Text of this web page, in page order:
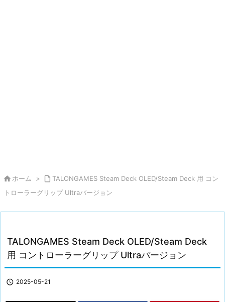
 ホーム >  TALONGAMES Steam Deck OLED/Steam Deck 用 コン
トローラーグリップ Ultraバージョン
TALONGAMES Steam Deck OLED/Steam Deck
用 コントローラーグリップ Ultraバージョン
 2025-05-21